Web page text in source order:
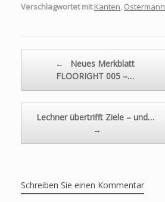
Verschlagwortet mit Kanten, Ostermann
←
Neues Merkblatt
FLOORIGHT 005 –…
Lechner übertrifft Ziele – und…
→
Schreiben Sie einen Kommentar